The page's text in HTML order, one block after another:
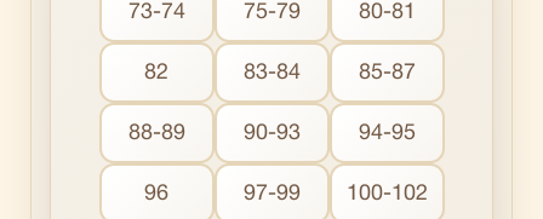
73-74 75-79 80-81
82 83-84 85-87
88-89 90-93 94-95
96 97-99 100-102